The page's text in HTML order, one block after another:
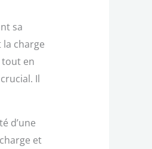
sa
charge
en
Il
d’une
et